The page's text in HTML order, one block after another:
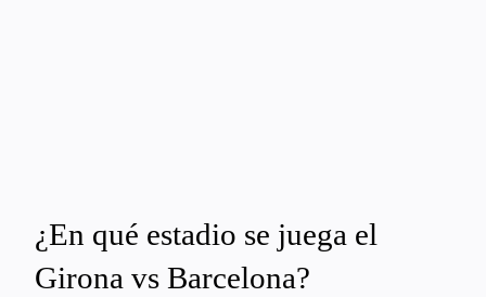
¿En qué estadio se juega el
Girona vs Barcelona?